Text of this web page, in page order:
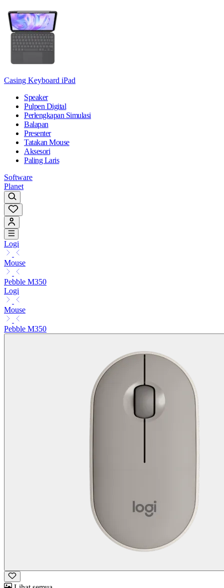
Casing Keyboard iPad
Speaker
Pulpen Digital
Perlengkapan Simulasi
Balapan
Presenter
Tatakan Mouse
Aksesori
Paling Laris
Software
Planet
Logi
Mouse
Pebble M350
Logi
Mouse
Pebble M350